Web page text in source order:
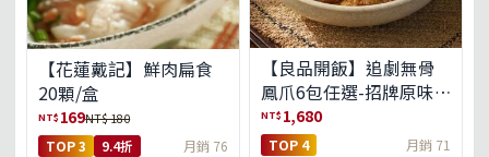
【花蓮戴記】鮮肉扁食
20顆/盒
NT$ 169NT$ 180
TOP 3 9.4折 月銷 76
【良品開飯】追劇無骨
鳳爪6包任選-招牌原味/
濃濃蒜香/過癮麻辣(免運
組)
NT$ 1,680
TOP 4 月銷 71